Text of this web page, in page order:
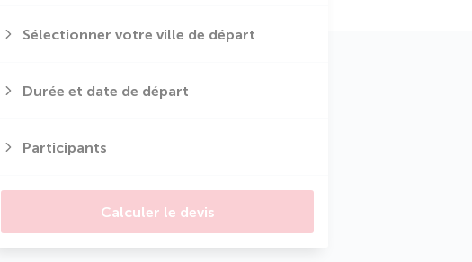
Sélectionner votre ville de départ
Durée et date de départ
Participants
Calculer le devis